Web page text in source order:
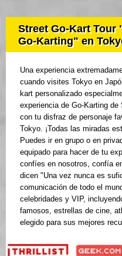
Street Go-Kart Tour
Go-Karting" en
Una experiencia
cuando visites Tokyo en
kart personalizado
experiencia de Go-Karting
con tu disfraz de personaje
Tokyo. ¡Todas las miradas
Puedes ir en grupo o en
equipado para hacer de tu
confíes en nosotros, confía
dicen "Una vez nunca es
comunicación de todo el
celebridades y VIP,
famosos, estrellas de cine,
elegido para sus mejores